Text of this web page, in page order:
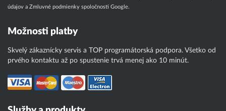
údajov a Zmluvné podmienky spoločnosti Google.
Možnosti platby
Skvelý zákaznícky servis a TOP programátorská podpora. Všetko od
prvého kontaktu až po spustenie trvá menej ako 10 minút.